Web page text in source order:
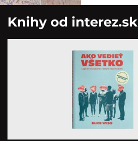
Knihy od interez.sk